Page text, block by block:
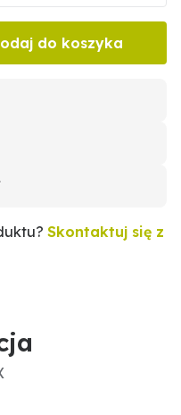
do koszyka
Skontaktuj się z